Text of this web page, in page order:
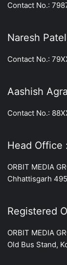
Contact No.:
Naresh
Contact No.:
Aashish
Contact No.:
Head Office :
ORBIT MEDIA
Chhattisgarh
Registered
ORBIT MEDIA
Old Bus Stand,